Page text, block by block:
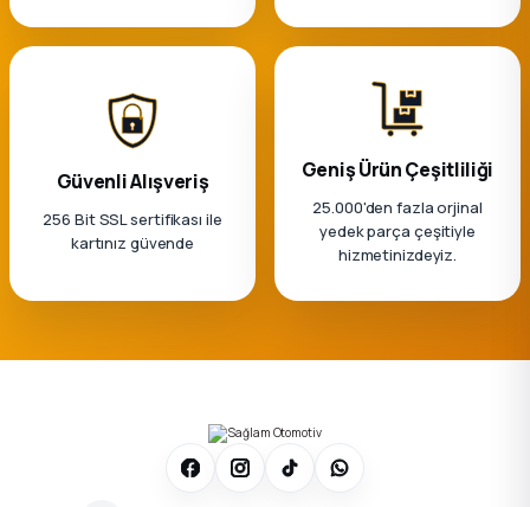
Güvenli Alışveriş
256 Bit SSL sertifikası ile
kartınız güvende
Geniş Ürün Çeşitliliği
25.000'den fazla orjinal
yedek parça çeşitiyle
hizmetinizdeyiz.